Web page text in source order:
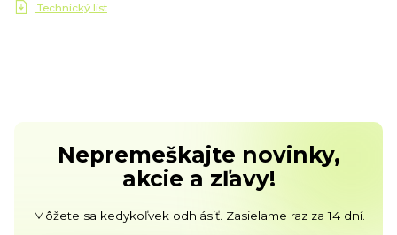
Technický list
Nepremeškajte novinky,
akcie a zľavy!
Môžete sa kedykoľvek odhlásiť. Zasielame raz za 14 dní.